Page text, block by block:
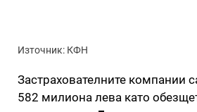
Източник: КФН
Застрахователните компании
582 милиона лева като